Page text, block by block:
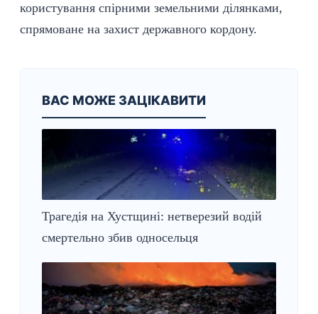
користування спірними земельними ділянками,
спрямоване на захист державного кордону.
ВАС МОЖЕ ЗАЦІКАВИТИ
Трагедія на Хустщині: нетверезий водій
смертельно збив односельця